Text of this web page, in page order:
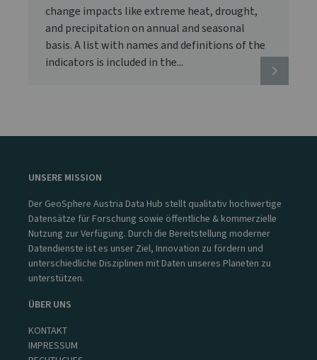
change impacts like extreme heat, drought,
and precipitation on annual and seasonal
basis. A list with names and definitions of the
indicators is included in the...
UNSERE MISSION
Der GeoSphere Austria Data Hub stellt qualitativ hochwertige
Datensätze für Forschung sowie öffentliche & kommerzielle
Nutzung zur Verfügung. Durch die Bereitstellung moderner
Datendienste ist es unser Ziel, Innovation zu fördern und
unterschiedliche Disziplinen mit Daten unseres Planeten zu
unterstützen.
ÜBER UNS
KONTAKT
IMPRESSUM